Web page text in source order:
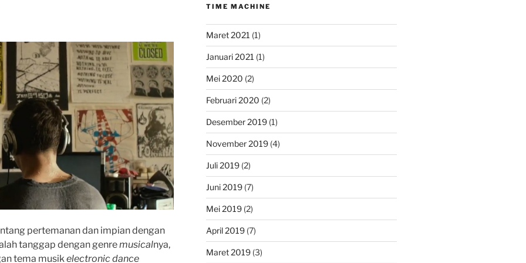
pertemanan dan impian dengan
tanggap dengan genremusicalnya,
tema musik electronic dance
TIME MACHINE
Maret 2021 (1)
Januari 2021 (1)
Mei 2020 (2)
Februari 2020 (2)
Desember 2019(1)
November 2019(4)
Juli 2019(2)
Juni 2019(7)
Mei 2019(2)
April 2019(7)
Maret 2019(3)